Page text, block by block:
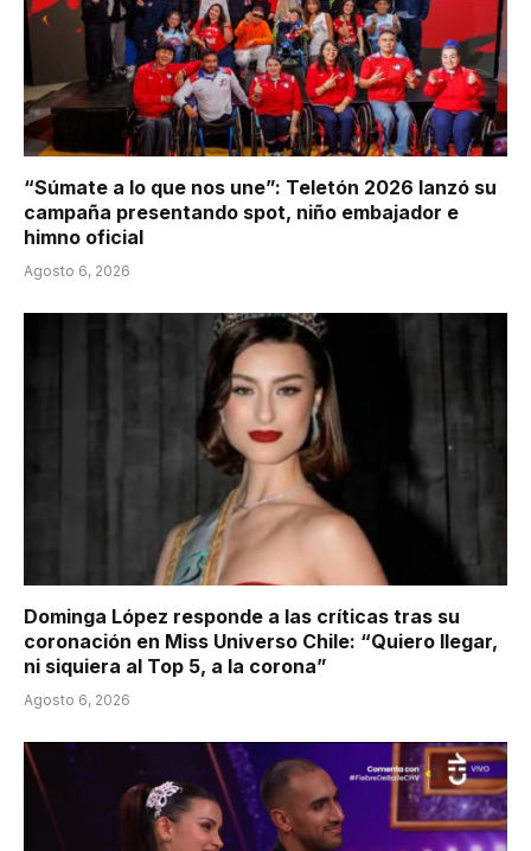
“Súmate a lo que nos une”: Teletón 2026 lanzó su
campaña presentando spot, niño embajador e
himno oficial
Agosto 6, 2026
Dominga López responde a las críticas tras su
coronación en Miss Universo Chile: “Quiero llegar,
ni siquiera al Top 5, a la corona”
Agosto 6, 2026